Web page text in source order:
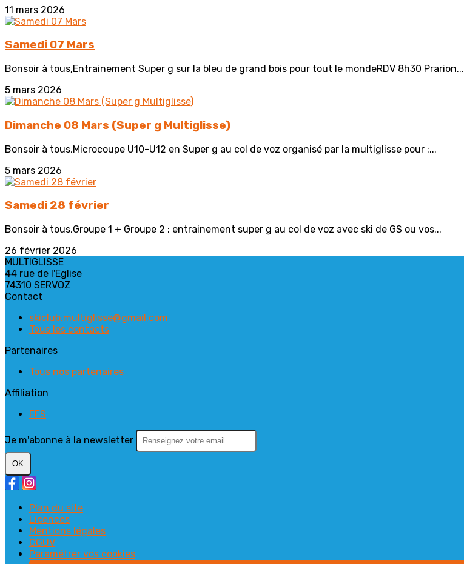
11 mars 2026
Samedi 07 Mars
Bonsoir à tous,Entrainement Super g sur la bleu de grand bois pour tout le mondeRDV 8h30 Prarion...
5 mars 2026
Dimanche 08 Mars (Super g Multiglisse)
Bonsoir à tous,Microcoupe U10-U12 en Super g au col de voz organisé par la multiglisse pour :...
5 mars 2026
Samedi 28 février
Bonsoir à tous,Groupe 1 + Groupe 2 : entrainement super g au col de voz avec ski de GS ou vos...
26 février 2026
MULTIGLISSE
44 rue de l'Eglise
74310 SERVOZ
Contact
skiclub.multiglisse@gmail.com
Tous les contacts
Partenaires
Tous nos partenaires
Affiliation
FFS
Je m'abonne à la newsletter
OK
Plan du site
Licences
Mentions légales
CGUV
Paramétrer vos cookies